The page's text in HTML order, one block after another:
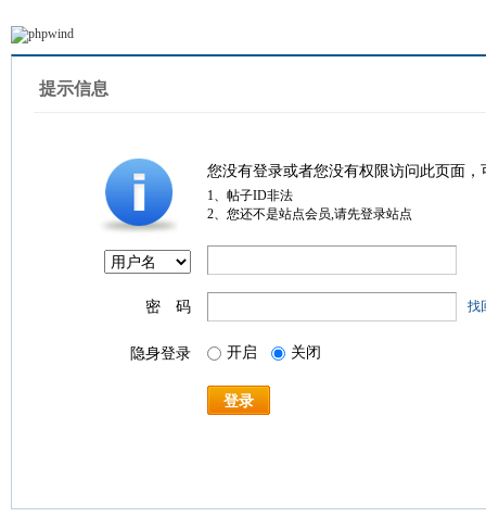
提示信息
您没有登录或者您没有权限访问此页面
1、帖子ID非法
2、您还不是站点会员,请先登录站点
密 码 找
隐身登录 开启 关闭
登录